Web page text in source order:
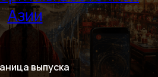
Азии
выпуска